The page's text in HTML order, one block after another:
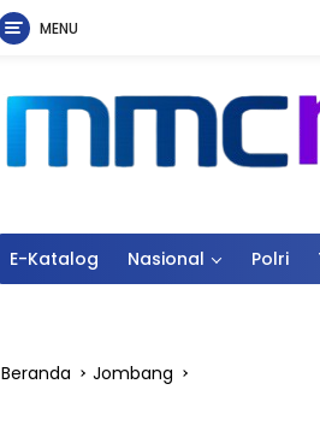
MENU
E-Katalog Nasional Polri
Beranda Jombang